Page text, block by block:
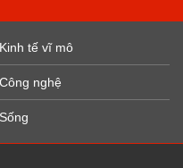
Kinh tế vĩ mô
Công nghệ
Sống